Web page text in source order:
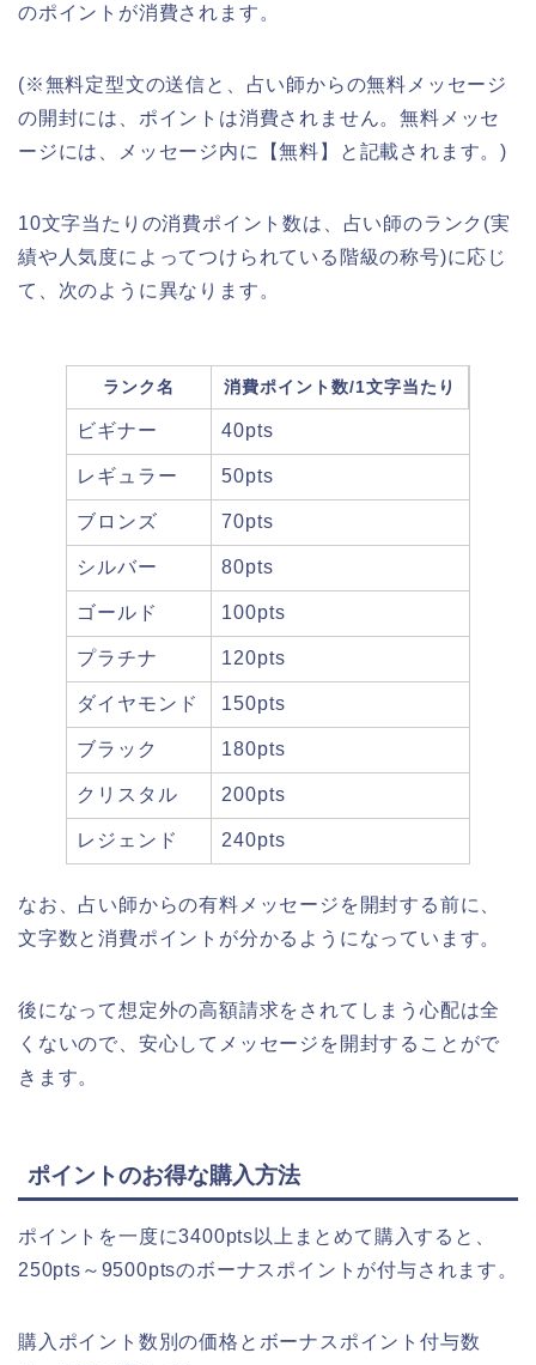
のポイントが消費されます。
(※無料定型文の送信と、占い師からの無料メッセージ
の開封には、ポイントは消費されません。無料メッセ
ージには、メッセージ内に【無料】と記載されます。)
10文字当たりの消費ポイント数は、占い師のランク(実
績や人気度によってつけられている階級の称号)に応じ
て、次のように異なります。
ランク名 消費ポイント数/1文字当たり
ビギナー 40pts
レギュラー 50pts
ブロンズ 70pts
シルバー 80pts
ゴールド 100pts
プラチナ 120pts
ダイヤモンド 150pts
ブラック 180pts
クリスタル 200pts
レジェンド 240pts
なお、占い師からの有料メッセージを開封する前に、
文字数と消費ポイントが分かるようになっています。
後になって想定外の高額請求をされてしまう心配は全
くないので、安心してメッセージを開封することがで
きます。
ポイントのお得な購入方法
ポイントを一度に3400pts以上まとめて購入すると、
250pts～9500ptsのボーナスポイントが付与されます。
購入ポイント数別の価格とボーナスポイント付与数